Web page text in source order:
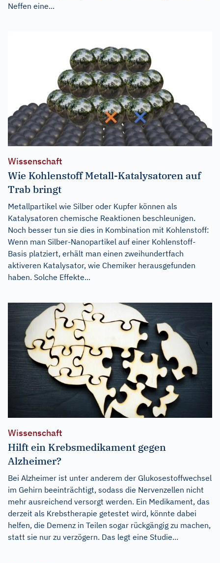
Neffen eine...
Wissenschaft
Wie Kohlenstoff Metall-Katalysatoren auf
Trab bringt
Metallpartikel wie Silber oder Kupfer können als
Katalysatoren chemische Reaktionen beschleunigen.
Noch besser tun sie dies in Kombination mit Kohlenstoff:
Wenn man Silber-Nanopartikel auf einer Kohlenstoff-
Basis platziert, erhält man einen zweihundertfach
aktiveren Katalysator, wie Chemiker herausgefunden
haben. Solche Effekte...
Wissenschaft
Hilft ein Krebsmedikament gegen
Alzheimer?
Bei Alzheimer ist unter anderem der Glukosestoffwechsel
im Gehirn beeinträchtigt, sodass die Nervenzellen nicht
mehr ausreichend versorgt werden. Ein Medikament, das
derzeit als Krebstherapie getestet wird, könnte dabei
helfen, die Demenz in Teilen sogar rückgängig zu machen,
statt sie nur zu verzögern. Das legt eine Studie...